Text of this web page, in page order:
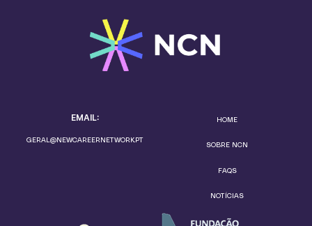
EMAIL:
GERAL@NEWCAREERNETWORK.PT
HOME
SOBRE NCN
FAQS
NOTÍCIAS